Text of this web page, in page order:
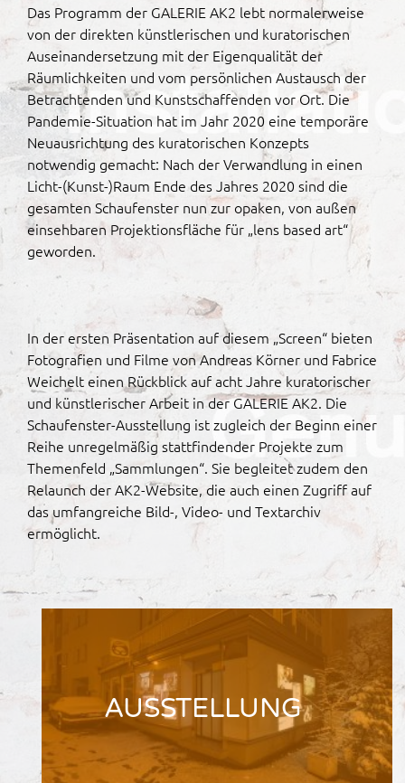
Das Programm der GALERIE AK2 lebt normalerweise
von der direkten künstlerischen und kuratorischen
Auseinandersetzung mit der Eigenqualität der
Räumlichkeiten und vom persönlichen Austausch der
Betrachtenden und Kunstschaffenden vor Ort. Die
Pandemie-Situation hat im Jahr 2020 eine temporäre
Neuausrichtung des kuratorischen Konzepts
notwendig gemacht: Nach der Verwandlung in einen
Licht-(Kunst-)Raum Ende des Jahres 2020 sind die
gesamten Schaufenster nun zur opaken, von außen
einsehbaren Projektionsfläche für „lens based art“
geworden.
In der ersten Präsentation auf diesem „Screen“ bieten
Fotografien und Filme von Andreas Körner und Fabrice
Weichelt einen Rückblick auf acht Jahre kuratorischer
und künstlerischer Arbeit in der GALERIE AK2. Die
Schaufenster-Ausstellung ist zugleich der Beginn einer
Reihe unregelmäßig stattfindender Projekte zum
Themenfeld „Sammlungen“. Sie begleitet zudem den
Relaunch der AK2-Website, die auch einen Zugriff auf
das umfangreiche Bild-, Video- und Textarchiv
ermöglicht.
AUSSTELLUNG